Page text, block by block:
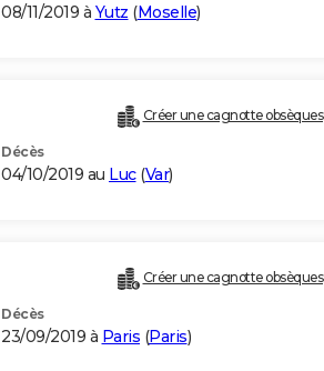
08/11/2019 à Yutz (Moselle)
Créer une cagnotte obsèques
Décès
04/10/2019 au Luc(Var)
Créer une cagnotte obsèques
Décès
23/09/2019 à Paris (Paris)